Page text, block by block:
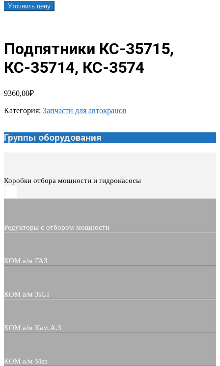
Уточнить цену
Подпятники КС-35715,
КС-35714, КС-3574
9360,00₽
Категория: Запчасти для автокранов
Группы оборудования
Коробки отбора мощности и гидронасосы
Редукторы с отбором мощности
КОМ а/м ГАЗ
КОМ а/м ЗИЛ
КОМ а/м Кам.А.З
КОМ а/м Маз